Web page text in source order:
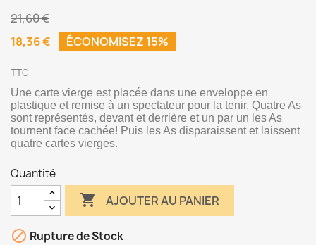
21,60 €
18,36 €
ÉCONOMISEZ 15%
TTC
Une carte vierge est placée dans une enveloppe en
plastique et remise à un spectateur pour la tenir. Quatre As
sont représentés, devant et derrière et un par un les As
tournent face cachée! Puis les As disparaissent et laissent
quatre cartes vierges.
Quantité
 AJOUTER AU PANIER
 Rupture de Stock